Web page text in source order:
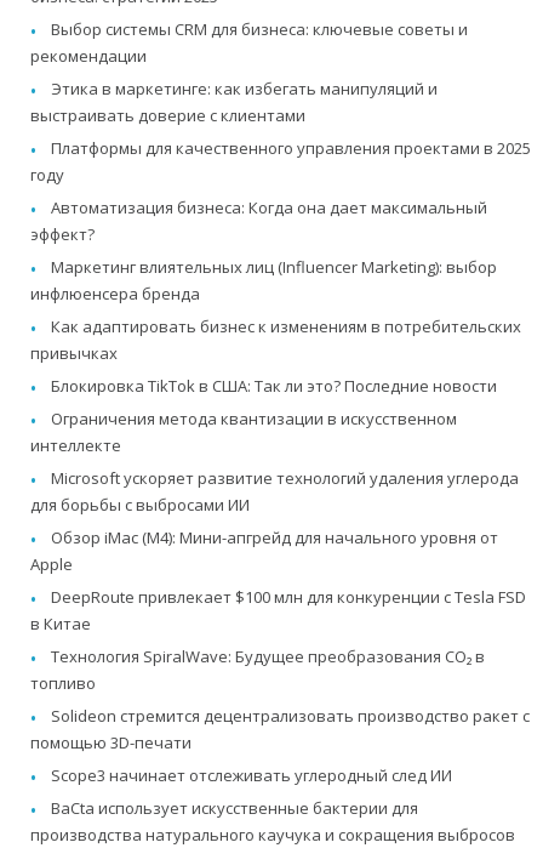
Выбор системы CRM для бизнеса: ключевые советы и
рекомендации
Этика в маркетинге: как избегать манипуляций и
выстраивать доверие с клиентами
Платформы для качественного управления проектами в 2025
году
Автоматизация бизнеса: Когда она дает максимальный
эффект?
Маркетинг влиятельных лиц (Influencer Marketing): выбор
инфлюенсера бренда
Как адаптировать бизнес к изменениям в потребительских
привычках
Блокировка TikTok в США: Так ли это? Последние новости
Ограничения метода квантизации в искусственном
интеллекте
Microsoft ускоряет развитие технологий удаления углерода
для борьбы с выбросами ИИ
Обзор iMac (M4): Мини-апгрейд для начального уровня от
Apple
DeepRoute привлекает $100 млн для конкуренции с Tesla FSD
в Китае
Технология SpiralWave: Будущее преобразования CO₂ в
топливо
Solideon стремится децентрализовать производство ракет с
помощью 3D-печати
Scope3 начинает отслеживать углеродный след ИИ
BaCta использует искусственные бактерии для
производства натурального каучука и сокращения выбросов